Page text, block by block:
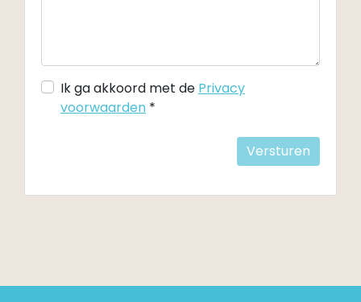
Ik ga akkoord met de Privacy
voorwaarden *
Versturen